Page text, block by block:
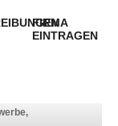
FIRMA
EINTRAGEN